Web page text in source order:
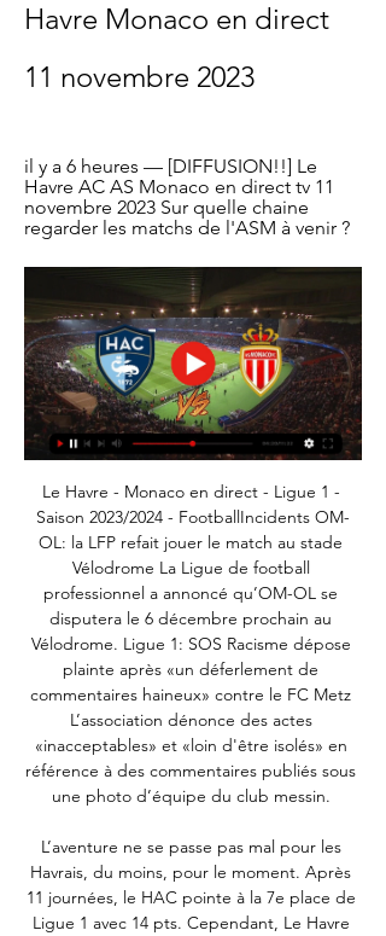
Havre Monaco en direct
11 novembre 2023
il y a 6 heures — [DIFFUSION!!] Le
Havre AC AS Monaco en direct tv 11
novembre 2023 Sur quelle chaine
regarder les matchs de l'ASM à venir ?
Le Havre - Monaco en direct - Ligue 1 -
Saison 2023/2024 - FootballIncidents OM-
OL: la LFP refait jouer le match au stade
Vélodrome La Ligue de football
professionnel a annoncé qu’OM-OL se
disputera le 6 décembre prochain au
Vélodrome. Ligue 1: SOS Racisme dépose
plainte après «un déferlement de
commentaires haineux» contre le FC Metz
L’association dénonce des actes
«inacceptables» et «loin d'être isolés» en
référence à des commentaires publiés sous
une photo d’équipe du club messin.
L’aventure ne se passe pas mal pour les
Havrais, du moins, pour le moment. Après
11 journées, le HAC pointe à la 7e place de
Ligue 1 avec 14 pts. Cependant, Le Havre